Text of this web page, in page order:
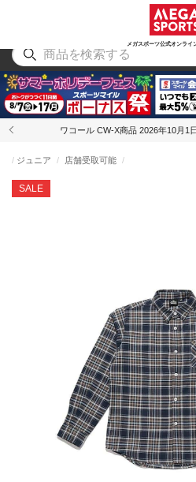
メガスポーツ公式オンライ
アウトドア
ワコール CW-X商品 2026年10月1
SALE
ジュニア 店舗受取可能